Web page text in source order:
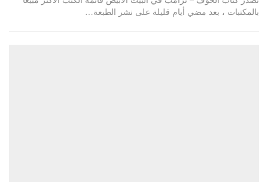
بالمكتبات ، بعد مضي أيام قليلة على نشر الطبعة…